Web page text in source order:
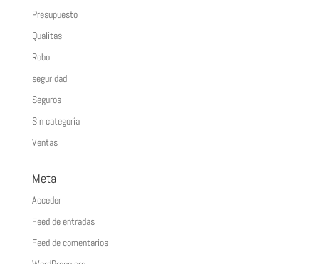
Presupuesto
Qualitas
Robo
seguridad
Seguros
Sin categoría
Ventas
Meta
Acceder
Feed de entradas
Feed de comentarios